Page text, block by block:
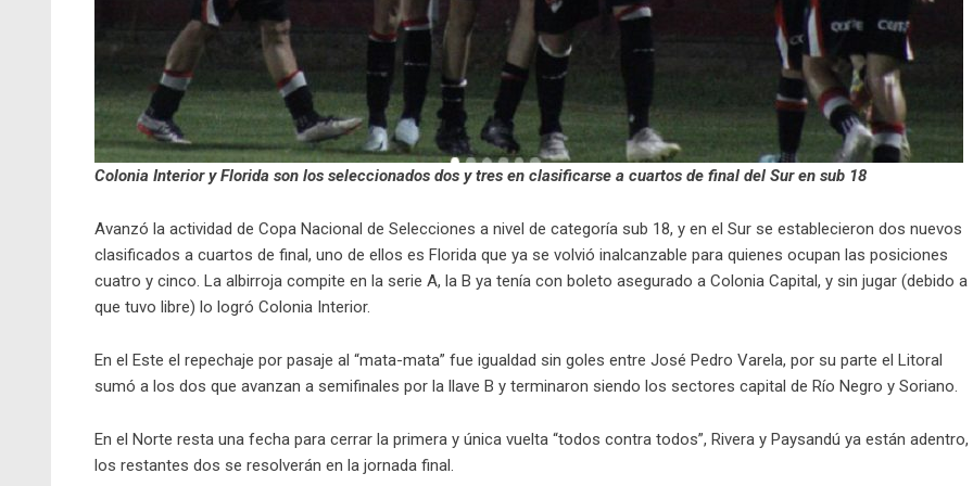
Colonia Interior y Florida son los seleccionados dos y tres en clasificarse a cuartos de final del Sur en sub 18
Avanzó la actividad de Copa Nacional de Selecciones a nivel de categoría sub 18, y en el Sur se establecieron dos nuevos
clasificados a cuartos de final, uno de ellos es Florida que ya se volvió inalcanzable para quienes ocupan las posiciones
cuatro y cinco. La albirroja compite en la serie A, la B ya tenía con boleto asegurado a Colonia Capital, y sin jugar (debido a
que tuvo libre) lo logró Colonia Interior.
En el Este el repechaje por pasaje al “mata-mata” fue igualdad sin goles entre José Pedro Varela, por su parte el Litoral
sumó a los dos que avanzan a semifinales por la llave B y terminaron siendo los sectores capital de Río Negro y Soriano.
En el Norte resta una fecha para cerrar la primera y única vuelta “todos contra todos”, Rivera y Paysandú ya están adentro,
los restantes dos se resolverán en la jornada final.